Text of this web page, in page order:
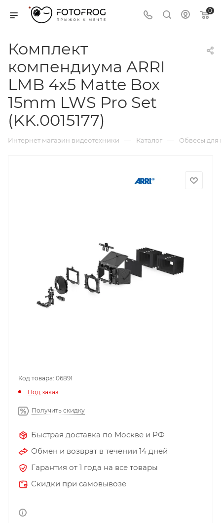
0
Комплект
компендиума ARRI
LMB 4x5 Matte Box
15mm LWS Pro Set
(KK.0015177)
Интернет магазин видеотехники — Каталог — Обвесы для
Код товара: 06891
Под заказ
Получить скидку
Быстрая доставка по Москве и РФ
Обмен и возврат в течении 14 дней
Гарантия от 1 года на все товары
Скидки при самовывозе